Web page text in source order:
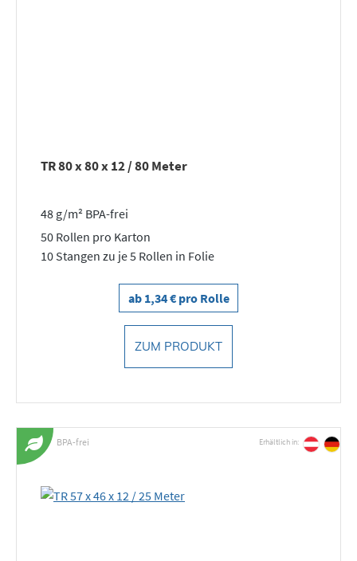
TR 80 x 80 x 12 / 80 Meter
48 g/m² BPA-frei
50 Rollen pro Karton
10 Stangen zu je 5 Rollen in Folie
ab 1,34 € pro Rolle
ZUM PRODUKT
BPA-frei Erhältlich in: